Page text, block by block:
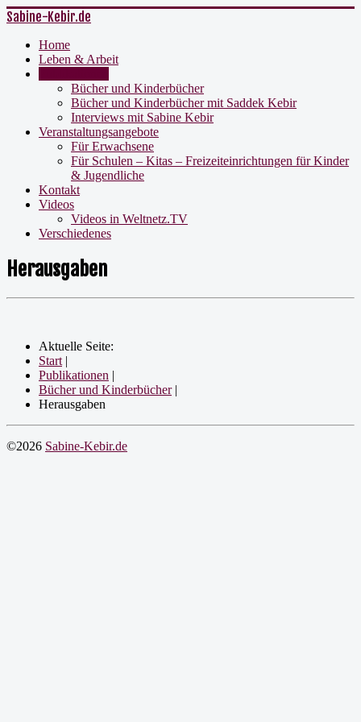
Sabine-Kebir.de
Home
Leben & Arbeit
Bücher und Kinderbücher
Bücher und Kinderbücher mit Saddek Kebir
Interviews mit Sabine Kebir
Veranstaltungsangebote
Für Erwachsene
Für Schulen – Kitas – Freizeiteinrichtungen für Kinder
& Jugendliche
Kontakt
Videos
Videos in Weltnetz.TV
Verschiedenes
Herausgaben
Aktuelle Seite:
Start |
Publikationen |
Bücher und Kinderbücher |
Herausgaben
©2026 Sabine-Kebir.de